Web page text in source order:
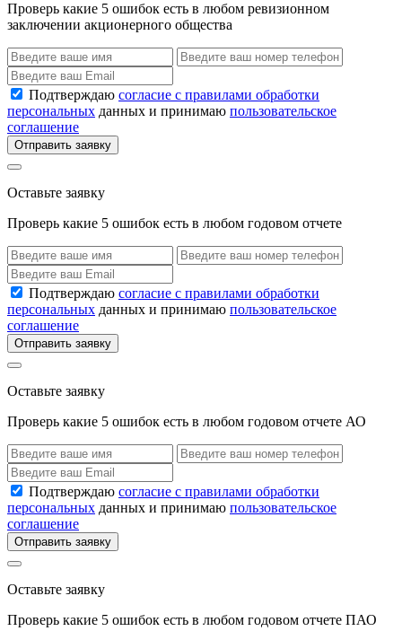
Проверь какие 5 ошибок есть в любом ревизионном
заключении акционерного общества
Подтверждаю согласие с правилами обработки
персональных данных и принимаю пользовательское
соглашение
Отправить заявку
Оставьте заявку
Проверь какие 5 ошибок есть в любом годовом отчете
Подтверждаю согласие с правилами обработки
персональных данных и принимаю пользовательское
соглашение
Отправить заявку
Оставьте заявку
Проверь какие 5 ошибок есть в любом годовом отчете АО
Подтверждаю согласие с правилами обработки
персональных данных и принимаю пользовательское
соглашение
Отправить заявку
Оставьте заявку
Проверь какие 5 ошибок есть в любом годовом отчете ПАО